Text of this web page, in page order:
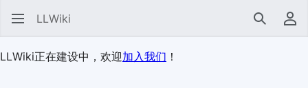
LLWiki 搜索 用
LLWiki正在建设中，欢迎加入我们 ！